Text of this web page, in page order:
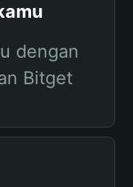
dengan
Bitget